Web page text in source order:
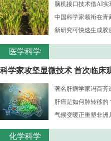
脑机接口技术借AI实
中国科学家领衔在青
新研究可快速生成胶
医学科学
科学家攻坚显微技术 首次临床
著名肝病学家冯百芳
肝癌是如何肺转移的
气候变暖正重塑非洲
化学科学